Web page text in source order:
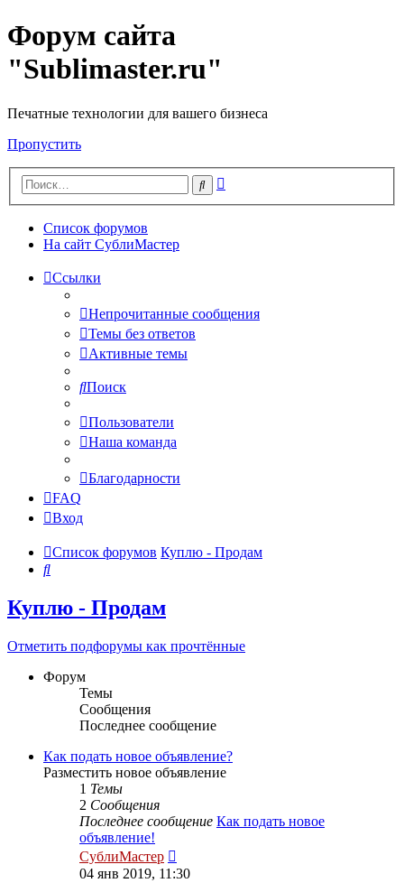
Форум сайта
"Sublimaster.ru"
Печатные технологии для вашего бизнеса
Пропустить
Поиск
Список форумов
На сайт СублиМастер
Ссылки
Непрочитанные сообщения
Темы без ответов
Активные темы
Поиск
Пользователи
Наша команда
Благодарности
FAQ
Вход
Список форумов Куплю - Продам
Поиск
Куплю - Продам
Отметить подфорумы как прочтённые
Форум
Темы
Сообщения
Последнее сообщение
Как подать новое объявление?
Разместить новое объявление
1 Темы
2 Сообщения
Последнее сообщение Как подать новое
объявление!
СублиМастер
к
04 янв 2019, 11:30